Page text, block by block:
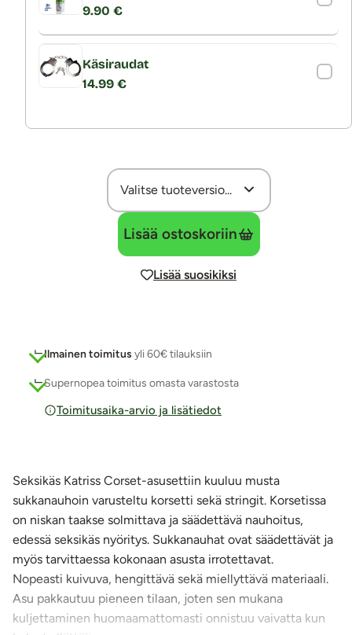
9.90 €
Käsiraudat
14.99 €
Lisää ostoskoriin
Lisää suosikiksi
Ilmainen toimitus yli 60€ tilauksiin
Supernopea toimitus omasta varastosta
Toimitusaika-arvio ja lisätiedot
Seksikäs Katriss Corset-asusettiin kuuluu musta
sukkanauhoin varusteltu korsetti sekä stringit. Korsetissa
on niskan taakse solmittava ja säädettävä nauhoitus,
edessä seksikäs nyöritys. Sukkanauhat ovat säädettävät ja
myös tarvittaessa kokonaan asusta irrotettavat.
Nopeasti kuivuva, hengittävä sekä miellyttävä materiaali.
Asu pakkautuu pieneen tilaan, joten sen mukana
kuljettaminen huomaamattomasti onnistuu vaivatta kun